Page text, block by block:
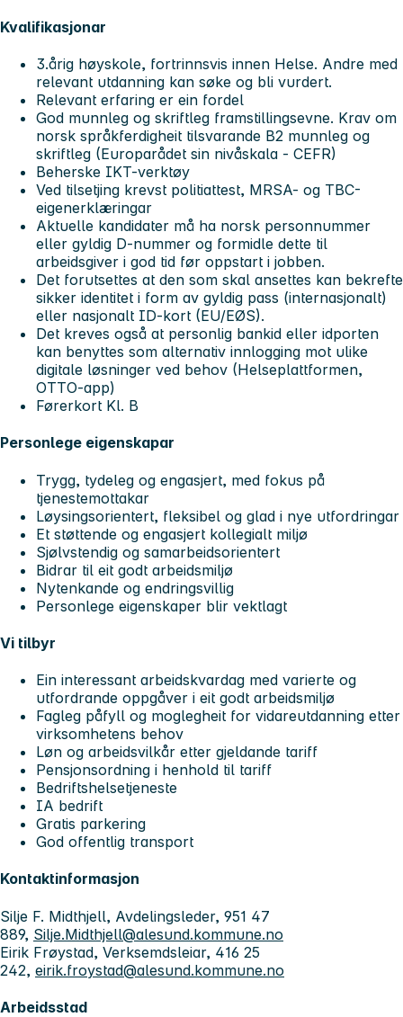
Kvalifikasjonar
3.årig høyskole, fortrinnsvis innen Helse. Andre med
relevant utdanning kan søke og bli vurdert.
Relevant erfaring er ein fordel
God munnleg og skriftleg framstillingsevne. Krav om
norsk språkferdigheit tilsvarande B2 munnleg og
skriftleg (Europarådet sin nivåskala - CEFR)
Beherske IKT-verktøy
Ved tilsetjing krevst politiattest, MRSA- og TBC-
eigenerklæringar
Aktuelle kandidater må ha norsk personnummer
eller gyldig D-nummer og formidle dette til
arbeidsgiver i god tid før oppstart i jobben.
Det forutsettes at den som skal ansettes kan bekrefte
sikker identitet i form av gyldig pass (internasjonalt)
eller nasjonalt ID-kort (EU/EØS).
Det kreves også at personlig bankid eller idporten
kan benyttes som alternativ innlogging mot ulike
digitale løsninger ved behov (Helseplattformen,
OTTO-app)
Førerkort Kl. B
Personlege eigenskapar
Trygg, tydeleg og engasjert, med fokus på
tjenestemottakar
Løysingsorientert, fleksibel og glad i nye utfordringar
Et støttende og engasjert kollegialt miljø
Sjølvstendig og samarbeidsorientert
Bidrar til eit godt arbeidsmiljø
Nytenkande og endringsvillig
Personlege eigenskaper blir vektlagt
Vi tilbyr
Ein interessant arbeidskvardag med varierte og
utfordrande oppgåver i eit godt arbeidsmiljø
Fagleg påfyll og moglegheit for vidareutdanning etter
virksomhetens behov
Løn og arbeidsvilkår etter gjeldande tariff
Pensjonsordning i henhold til tariff
Bedriftshelsetjeneste
IA bedrift
Gratis parkering
God offentlig transport
Kontaktinformasjon
Silje F. Midthjell, Avdelingsleder, 951 47
889, Silje.Midthjell@alesund.kommune.no
Eirik Frøystad, Verksemdsleiar, 416 25
242, eirik.froystad@alesund.kommune.no
Arbeidsstad